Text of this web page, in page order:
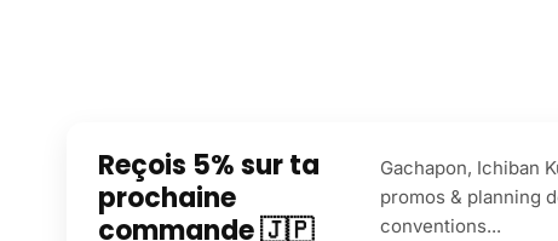
Reçois 5% sur ta
prochaine
commande 🇯🇵
Gachapon, Ichiban
promos & planning
conventions...